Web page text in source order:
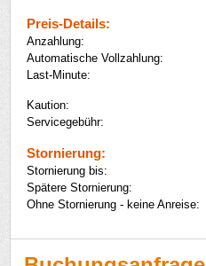
Preis-Details:
Anzahlung:
Automatische Vollzahlung:
Last-Minute:
Kaution:
Servicegebühr:
Stornierung:
Stornierung bis:
Spätere Stornierung:
Ohne Stornierung - keine Anreise: